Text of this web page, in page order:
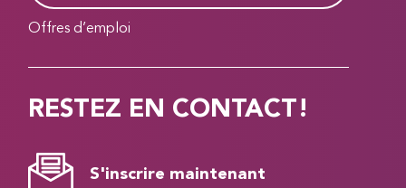
Offres d’emploi
RESTEZ EN CONTACT!
S'inscrire maintenant